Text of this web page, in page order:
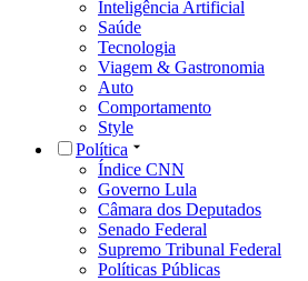
Inteligência Artificial
Saúde
Tecnologia
Viagem & Gastronomia
Auto
Comportamento
Style
Política
Índice CNN
Governo Lula
Câmara dos Deputados
Senado Federal
Supremo Tribunal Federal
Políticas Públicas